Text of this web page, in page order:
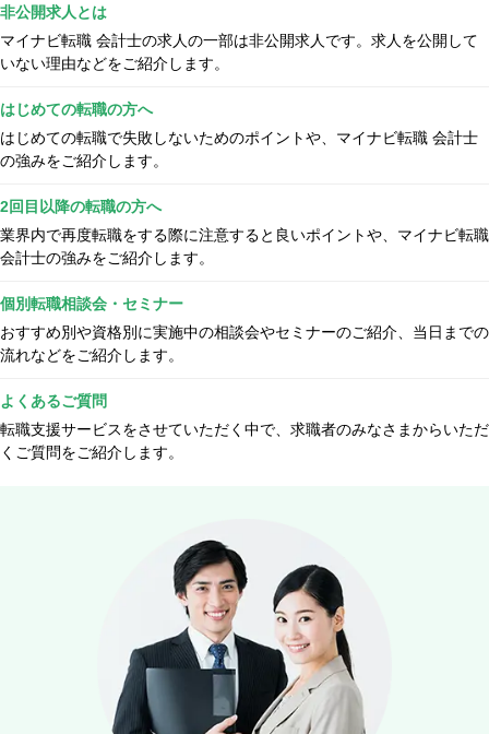
非公開求人とは
マイナビ転職 会計士の求人の一部は非公開求人です。求人を公開して
いない理由などをご紹介します。
はじめての転職の方へ
はじめての転職で失敗しないためのポイントや、マイナビ転職 会計士
の強みをご紹介します。
2回目以降の転職の方へ
業界内で再度転職をする際に注意すると良いポイントや、マイナビ転職
会計士の強みをご紹介します。
個別転職相談会・セミナー
おすすめ別や資格別に実施中の相談会やセミナーのご紹介、当日までの
流れなどをご紹介します。
よくあるご質問
転職支援サービスをさせていただく中で、求職者のみなさまからいただ
くご質問をご紹介します。